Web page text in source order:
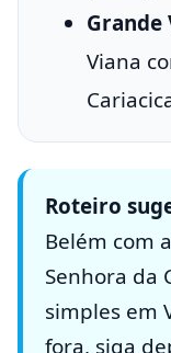
Viana
Roteiro
Belém com
Senhora da
simples em
fora, siga